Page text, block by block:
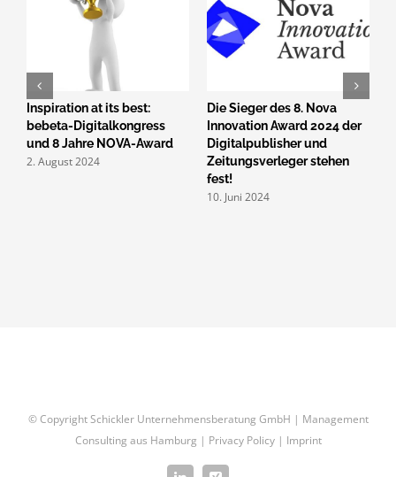
Inspiration at its best:
bebeta-Digitalkongress
und 8 Jahre NOVA-Award
2. August 2024
Die Sieger des 8. Nova
Innovation Award 2024 der
Digitalpublisher und
Zeitungsverleger stehen
fest!
10. Juni 2024
© Copyright Schickler Unternehmensberatung GmbH | Management
Consulting aus Hamburg | Privacy Policy| Imprint